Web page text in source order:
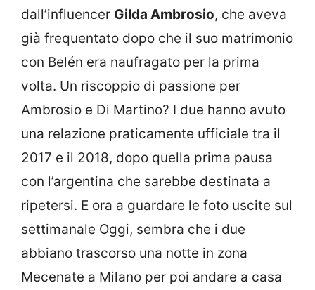
dall’influencer Gilda Ambrosio, che aveva
già frequentato dopo che il suo matrimonio
con Belén era naufragato per la prima
volta. Un riscoppio di passione per
Ambrosio e Di Martino? I due hanno avuto
una relazione praticamente ufficiale tra il
2017 e il 2018, dopo quella prima pausa
con l’argentina che sarebbe destinata a
ripetersi. E ora a guardare le foto uscite sul
settimanale Oggi, sembra che i due
abbiano trascorso una notte in zona
Mecenate a Milano per poi andare a casa